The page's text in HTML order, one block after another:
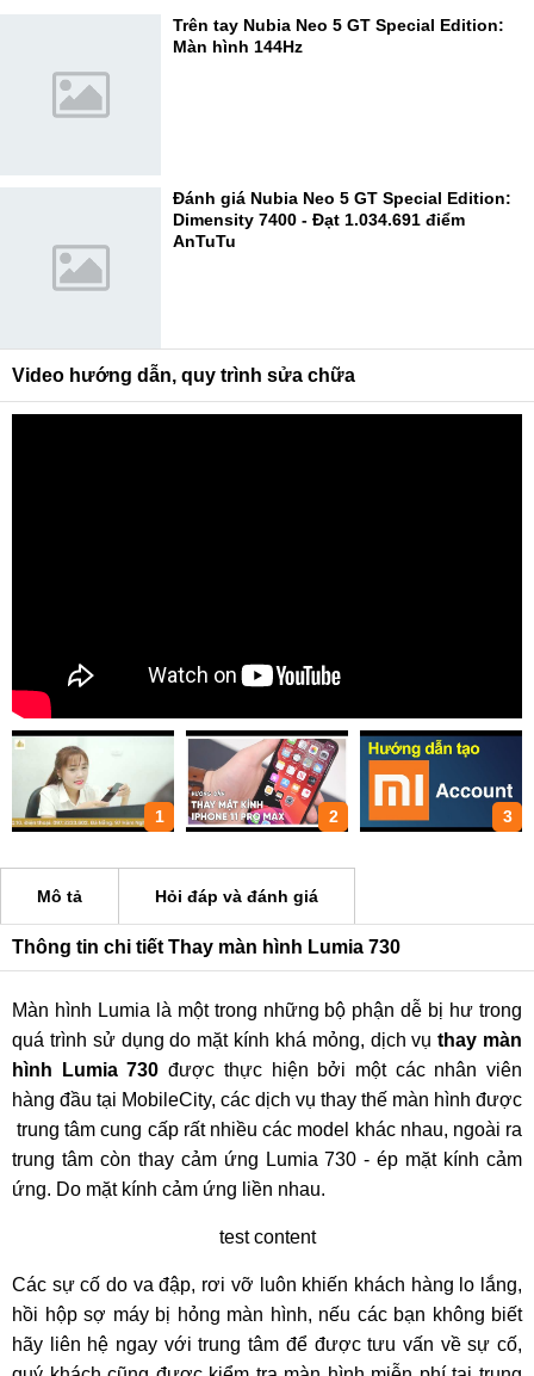
Trên tay Nubia Neo 5 GT Special Edition:
Màn hình 144Hz
Đánh giá Nubia Neo 5 GT Special Edition:
Dimensity 7400 - Đạt 1.034.691 điểm
AnTuTu
Video hướng dẫn, quy trình sửa chữa
1 2 3
Mô tả Hỏi đáp và đánh giá
Thông tin chi tiết Thay màn hình Lumia 730
Màn hình Lumia là một trong những bộ phận dễ bị hư trong
quá trình sử dụng do mặt kính khá mỏng, dịch vụthay màn
hình Lumia 730 được thực hiện bởi một các nhân viên
hàng đầu tại MobileCity, các dịch vụ thay thế màn hình được
trung tâm cung cấp rất nhiều các model khác nhau, ngoài ra
trung tâm còn thay cảm ứng Lumia 730 - ép mặt kính cảm
ứng. Do mặt kính cảm ứng liền nhau.
test content
Các sự cố do va đập, rơi vỡ luôn khiến khách hàng lo lắng,
hồi hộp sợ máy bị hỏng màn hình, nếu các bạn không biết
hãy liên hệ ngay với trung tâm để được tưu vấn về sự cố,